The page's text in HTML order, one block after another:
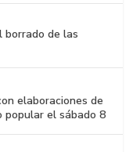
borrado de las
elaboraciones de
popular el sábado 8